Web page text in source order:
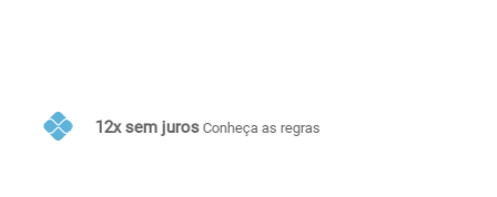
10% de desconto no PIX
Conheça as regras